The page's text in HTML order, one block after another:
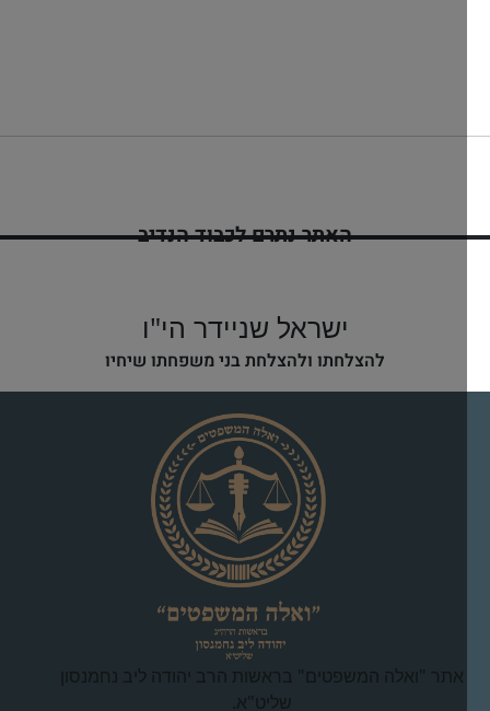
האתר נתרם לכבוד הנדיב
ישראל שניידר הי"ו
להצלחתו ולהצלחת בני משפחתו שיחיו
אתר "ואלה המשפטים" בראשות הרב יהודה ליב נחמנסון
שליט"א.